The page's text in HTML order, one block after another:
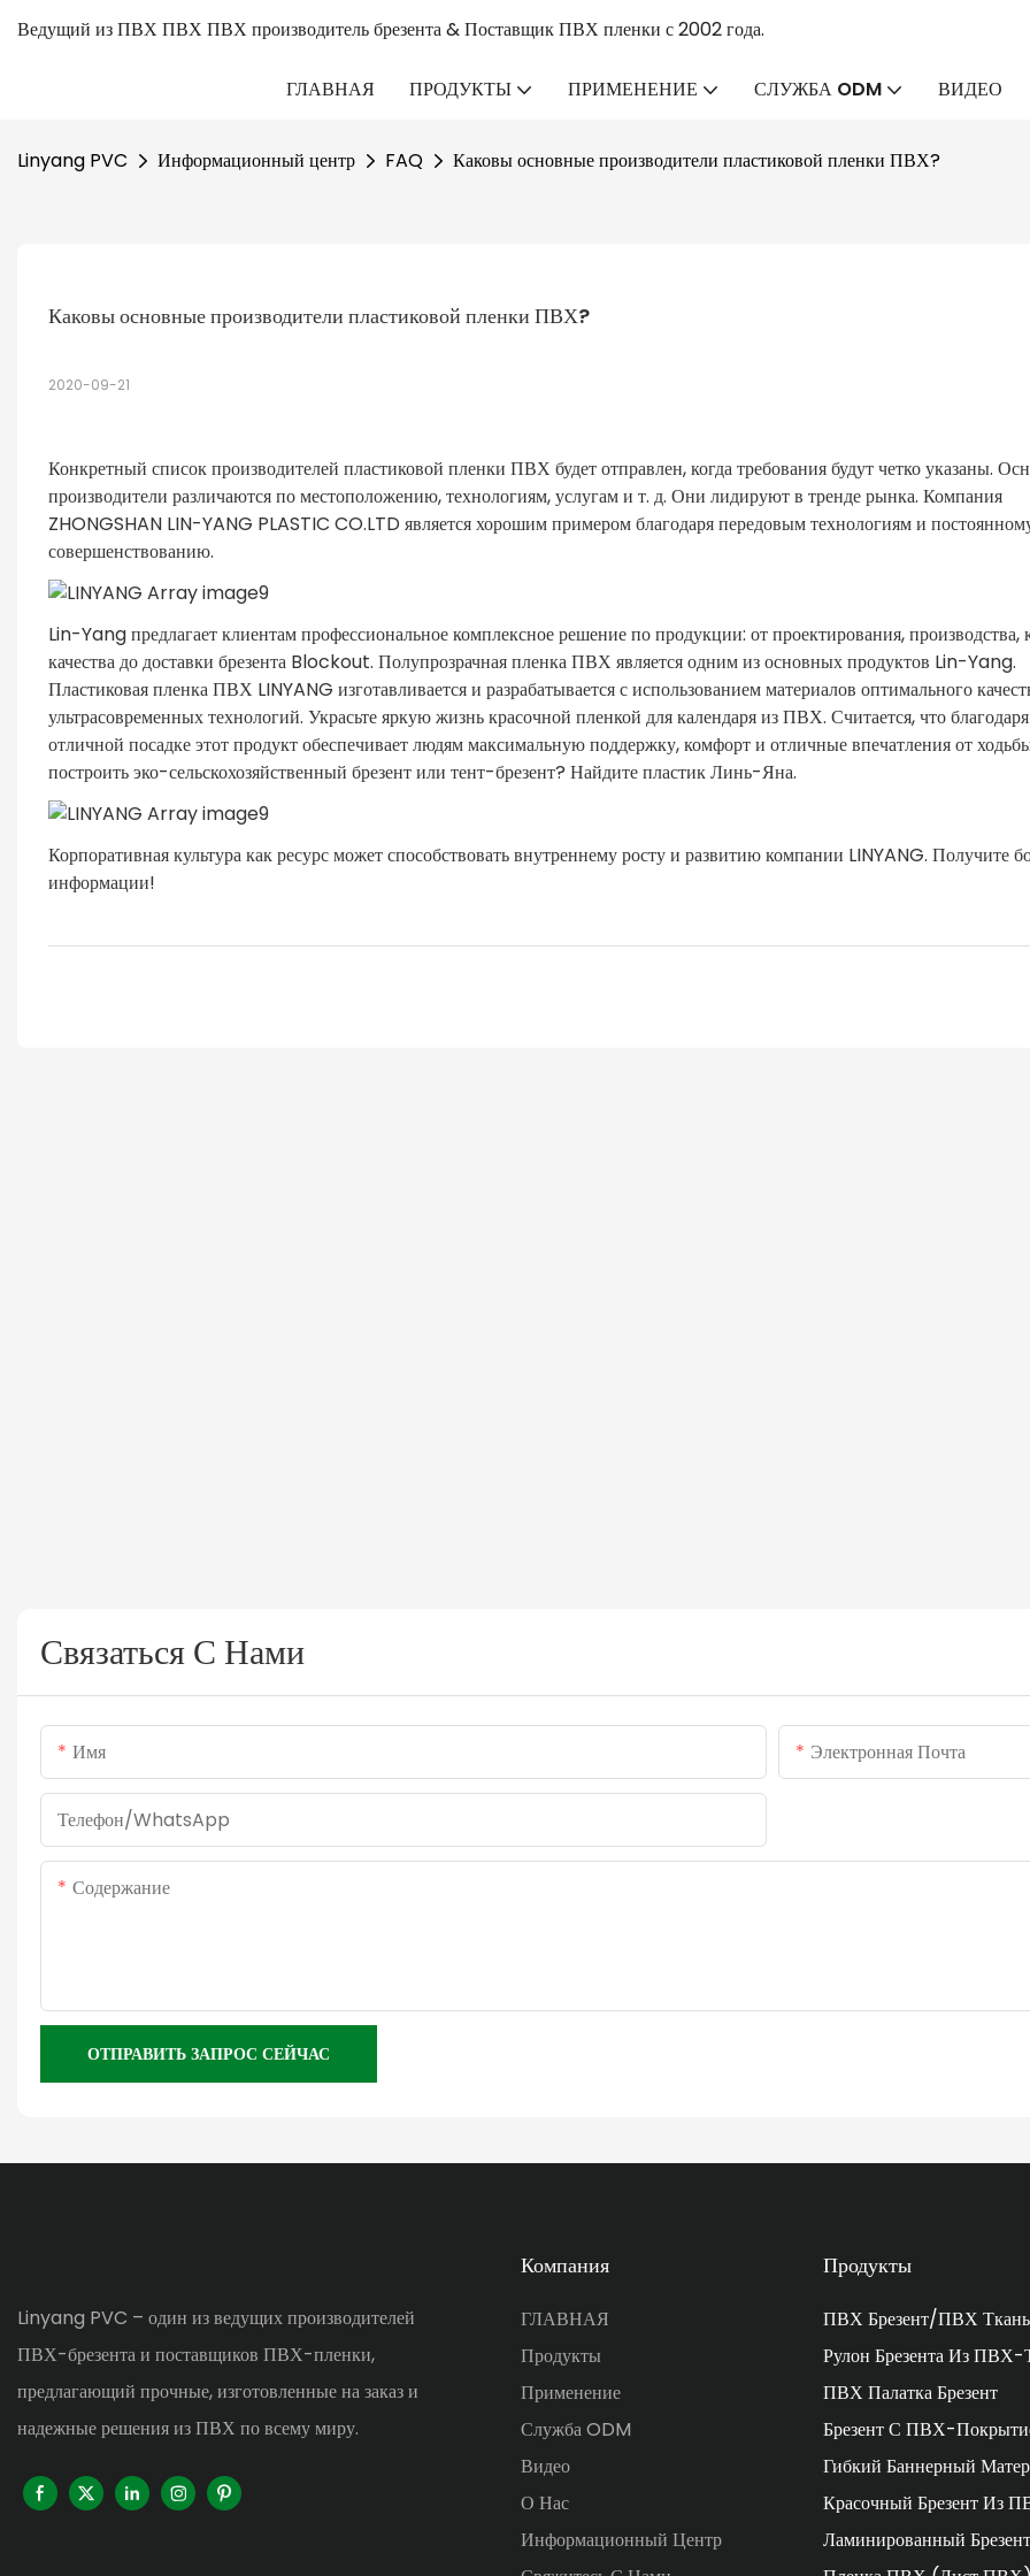
Ведущий из ПВХ ПВХ ПВХ производитель брезента & Поставщик ПВХ пленки с 2002 года.
ГЛАВНАЯ ПРОДУКТЫ ПРИМЕНЕНИЕ СЛУЖБА ODM ВИДЕО
Linyang PVC Информационный центр FAQ Каковы основные производители пластиковой пленки ПВХ?
Каковы основные производители пластиковой пленки ПВХ?
2020-09-21
Конкретный список производителей пластиковой пленки ПВХ будет отправлен, когда требования будут четко указаны.
производители различаются по местоположению, технологиям, услугам и т. д. Они лидируют в тренде рынка. Компания
ZHONGSHAN LIN-YANG PLASTIC CO.LTD является хорошим примером благодаря передовым технологиям и
совершенствованию.
Lin-Yang предлагает клиентам профессиональное комплексное решение по продукции: от проектирования, производства,
качества до доставки брезента Blockout. Полупрозрачная пленка ПВХ является одним из основных продуктов Lin-Yang.
Пластиковая пленка ПВХ LINYANG изготавливается и разрабатывается с использованием материалов оптимального
ультрасовременных технологий. Украсьте яркую жизнь красочной пленкой для календаря из ПВХ. Считается, что благодаря
отличной посадке этот продукт обеспечивает людям максимальную поддержку, комфорт и отличные впечатления от
построить эко-сельскохозяйственный брезент или тент-брезент? Найдите пластик Линь-Яна.
Корпоративная культура как ресурс может способствовать внутреннему росту и развитию компании LINYANG. Получите
информации!
Связаться С Нами
Имя Электронная Почта
Телефон/WhatsApp
Содержание
ОТПРАВИТЬ ЗАПРОС СЕЙЧАС
Linyang PVC – один из ведущих производителей
ПВХ-брезента и поставщиков ПВХ-пленки,
предлагающий прочные, изготовленные на заказ и
надежные решения из ПВХ по всему миру.
Компания
ГЛАВНАЯ
Продукты
Применение
Служба ODM
Видео
О Нас
Информационный Центр
Продукты
ПВХ Брезент/ПВХ Ткань
Рулон Брезента Из ПВХ-
ПВХ Палатка Брезент
Брезент С ПВХ-
Гибкий Баннерный
Красочный Брезент Из
Ламинированный